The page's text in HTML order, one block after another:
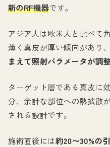
新のRF機器です。
アジア人は欧米人と比べて
薄く真皮が厚い傾向があり、
まえて照射パラメータが調
ターゲット層である真皮に
分、余計な部位への熱拡散
される設計です。
施術直後には約20〜30%の